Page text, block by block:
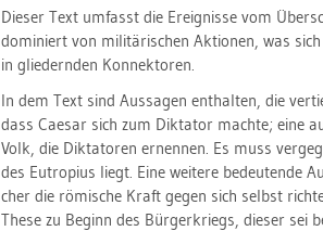
Die­ser Text um­fasst die Er­eig­nis­se vom
do­mi­niert von mi­li­tä­ri­schen Ak­tio­nen, was
in glie­dern­den Kon­nek­to­ren.
In dem Text sind Aus­sa­gen ent­hal­ten, die
dass Cae­sar sich zum Dik­ta­tor mach­te; eine
Volk, die Dik­ta­to­ren er­nen­nen. Es muss
des Eu­tro­pi­us liegt. Eine wei­te­re be­deu­ten­de
cher die rö­mi­sche Kraft gegen sich selbst
These zu Be­ginn des Bür­ger­kriegs, die­ser